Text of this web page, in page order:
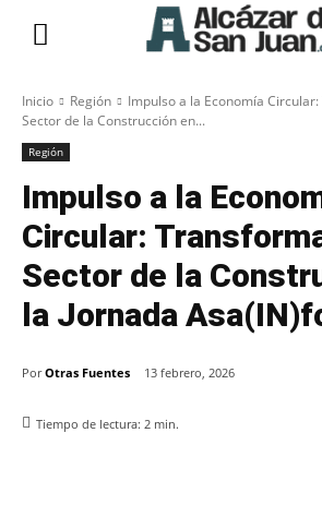
Inicio Región
Impulso a la Economía
Sector de la Construcción en...
Región
Impulso a la
Circular:
Sector de la
la Jornada
Por Otras Fuentes 13 febrero, 2026
Tiempo de lectura: 2 min.